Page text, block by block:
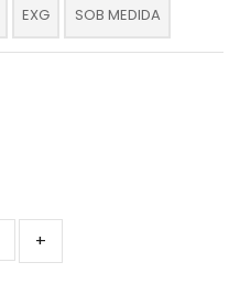
EXG SOB MEDIDA
+